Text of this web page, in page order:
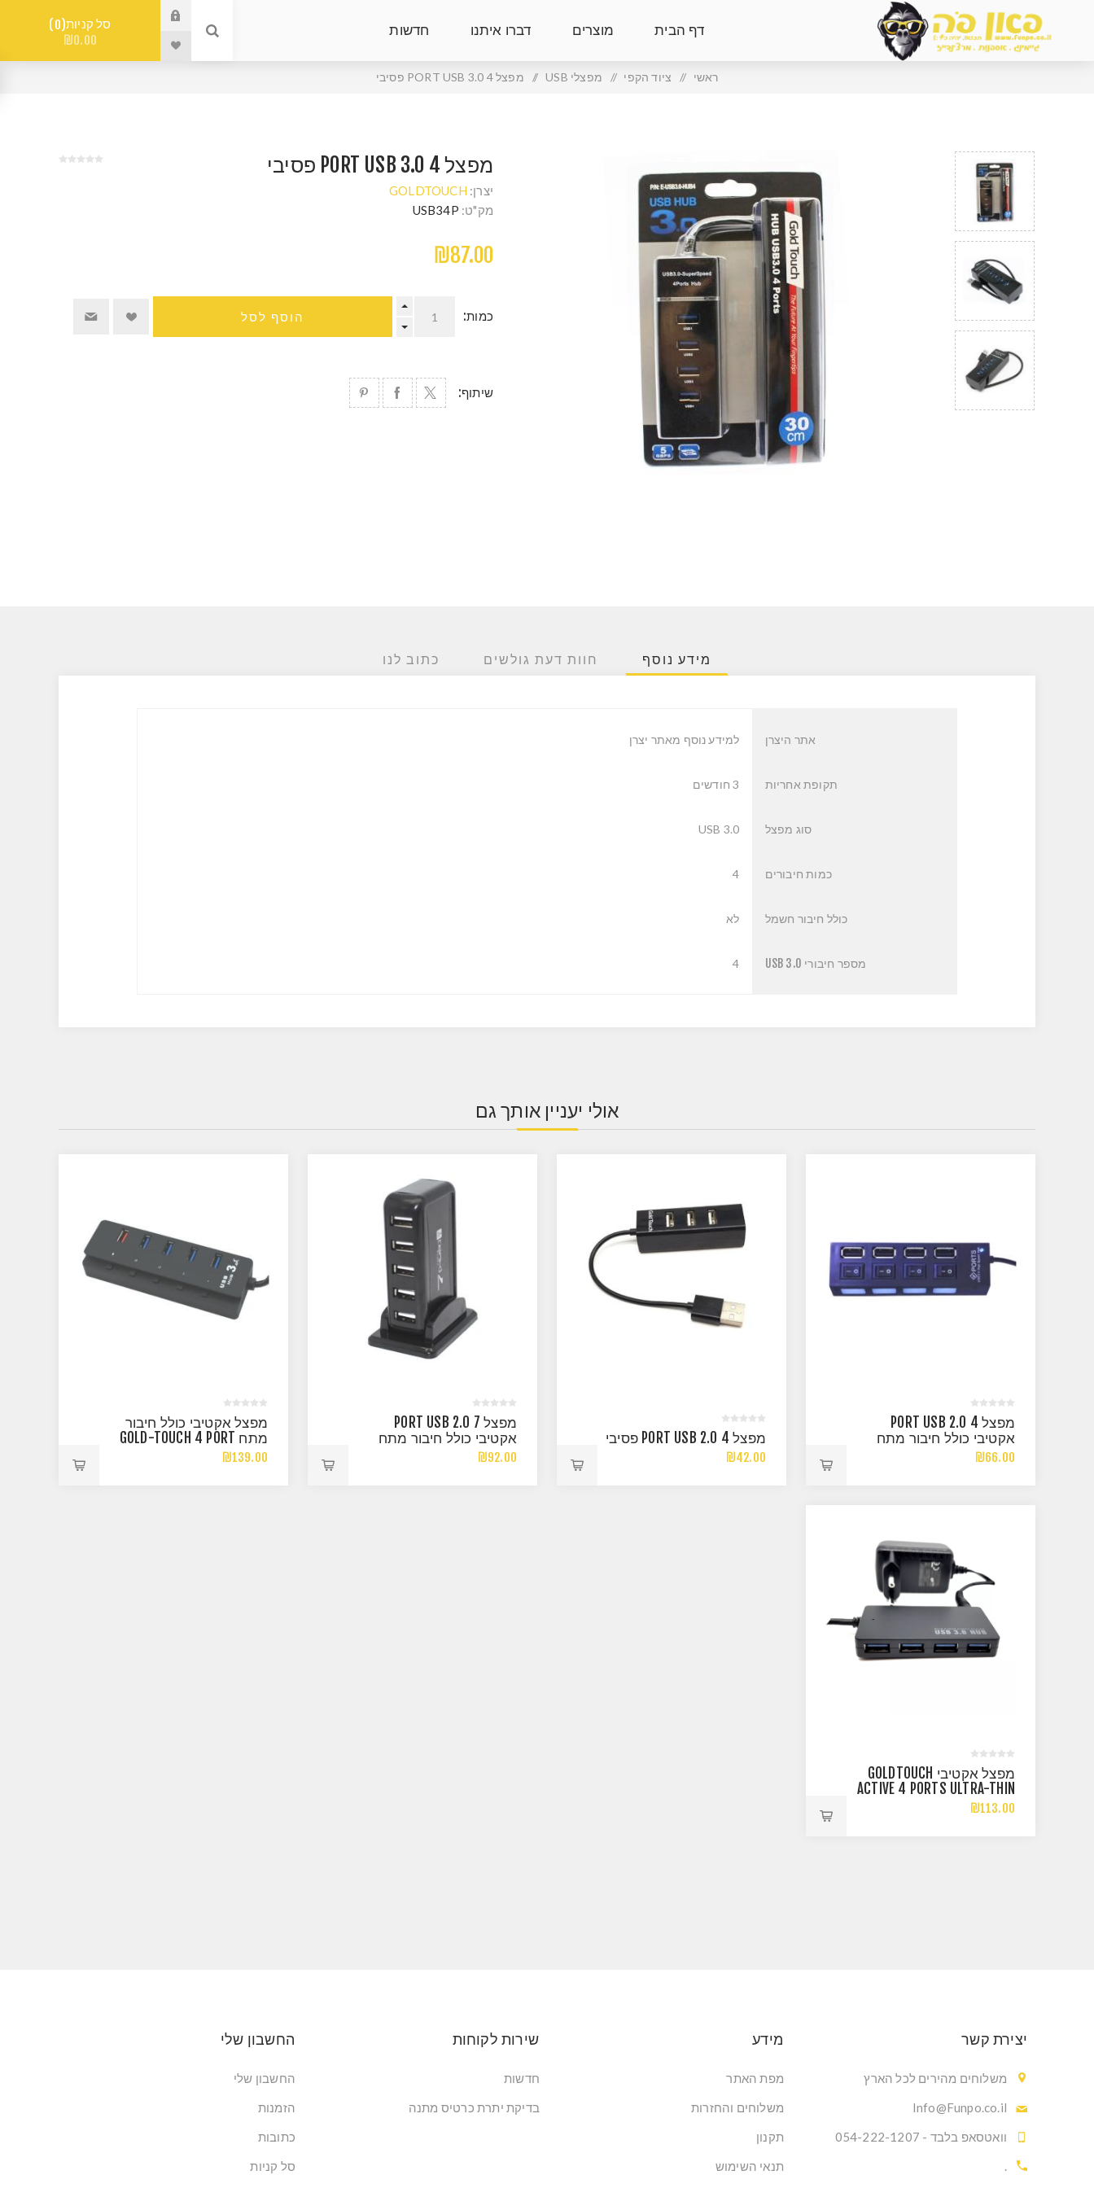
דף הבית מוצרים דברו איתנו חדשות סל קניות 0
₪0.00
ראשי / ציוד הקפי / מפצלי USB / מפצל 4 PORT USB 3.0 פסיבי
מפצל 4 PORT USB 3.0 פסיבי
יצרן: GOLDTOUCH
מק"ט: USB34P
₪87.00
כמות: הוסף לסל
שיתוף:
מידע נוסף חוות דעת גולשים כתוב לנו
אתר היצרן למידע נוסף מאתר יצרן
תקופת אחריות 3 חודשים
סוג מפצל USB 3.0
כמות חיבורים 4
כולל חיבור חשמל לא
מספר חיבורי USB 3.0 4
אולי יעניין אותך גם
מפצל 4 PORT USB 2.0
אקטיבי כולל חיבור מתח
₪66.00
מפצל 4 PORT USB 2.0 פסיבי
₪42.00
מפצל 7 PORT USB 2.0
אקטיבי כולל חיבור מתח
₪92.00
מפצל אקטיבי כולל חיבור
מתח GOLD-TOUCH 4 PORT
USB 3.0
₪139.00
מפצל אקטיבי GOLDTOUCH
ACTIVE 4 PORTS ULTRA-THIN
USB 3.0 HUB
₪113.00
יצירת קשר
משלוחים מהירים לכל הארץ
Info@Funpo.co.il
וואטסאפ בלבד - 054-222-1207
.
מידע
מפת האתר
משלוחים והחזרות
תקנון
תנאי השימוש
שירות לקוחות
חדשות
בדיקת יתרת כרטיס מתנה
החשבון שלי
החשבון שלי
הזמנות
כתובות
סל קניות